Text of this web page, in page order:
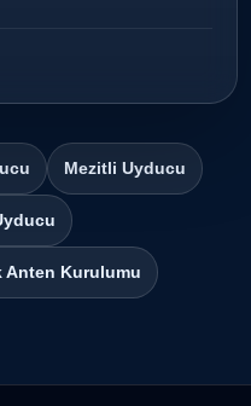
Mezitli Uyducu
Anten Kurulumu